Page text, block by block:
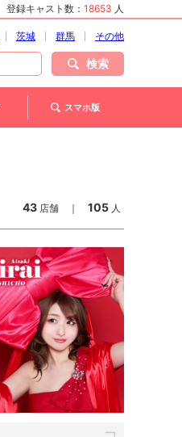
登録キャスト数： 18653 人
茨城 群馬 その他
検索
スマホ版
43 店舗 ｜ 105 人